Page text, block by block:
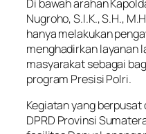
Di bawah arahan
Nugroho, S.I.K., S.H.,
hanya melakukan
menghadirkan layanan
masyarakat sebagai
program Presisi Polri.
Kegiatan yang
DPRD Provinsi